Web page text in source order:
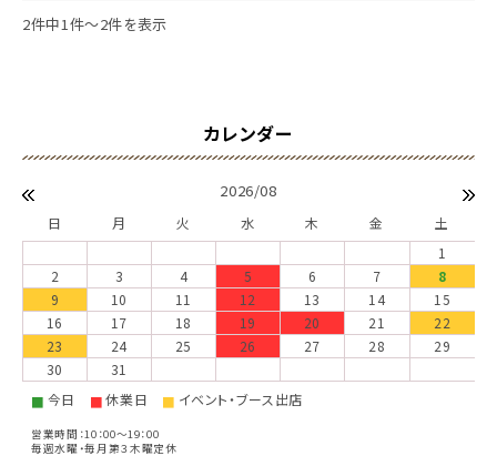
2件中1件～2件を表示
2026/08
日 月 火 水 木 金
土
1
2
3 4 5 6 7
8
9
10 11 12 13 14
15
16
17 18 19 20 21
22
23
24 25 26 27 28
29
30
31
■ 今日 ■休業日 ■ イベント・ブース出店
営業時間：10：00～19：00
毎週水曜・毎月第３木曜定休